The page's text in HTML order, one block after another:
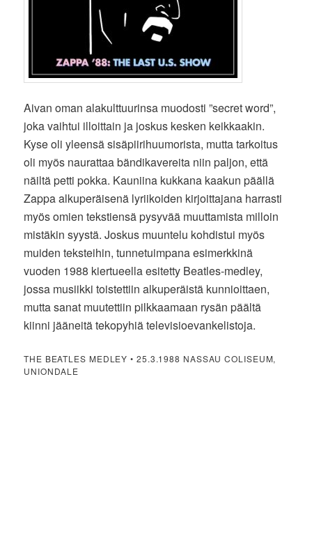
Aivan oman alakulttuurinsa muodosti ”secret word”,
joka vaihtui illoittain ja joskus kesken keikkaakin.
Kyse oli yleensä sisäpiirihuumorista, mutta tarkoitus
oli myös naurattaa bändikavereita niin paljon, että
näiltä petti pokka. Kauniina kukkana kaakun päällä
Zappa alkuperäisenä lyriikoiden kirjoittajana harrasti
myös omien tekstiensä pysyvää muuttamista milloin
mistäkin syystä. Joskus muuntelu kohdistui myös
muiden teksteihin, tunnetuimpana esimerkkinä
vuoden 1988 kiertueella esitetty Beatles-medley,
jossa musiikki toistettiin alkuperäistä kunnioittaen,
mutta sanat muutettiin pilkkaamaan rysän päältä
kiinni jääneitä tekopyhiä televisioevankelistoja.
THE BEATLES MEDLEY • 25.3.1988 NASSAU COLISEUM,
UNIONDALE